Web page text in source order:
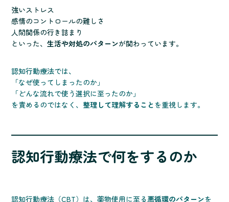
強いストレス
感情のコントロールの難しさ
人間関係の行き詰まり
といった、生活や対処のパターンが関わっています。
認知行動療法では、
「なぜ使ってしまったのか」
「どんな流れで使う選択に至ったのか」
を責めるのではなく、 整理して理解すること を重視します。
認知行動療法で何をするのか
認知行動療法（CBT）は、薬物使用に至る悪循環のパターンを